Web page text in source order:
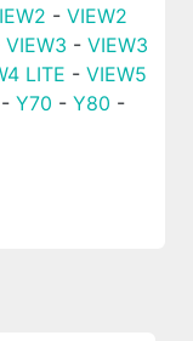
- VIEW2
VIEW3 - VIEW3
LITE - VIEW5
- Y70 - Y80 -